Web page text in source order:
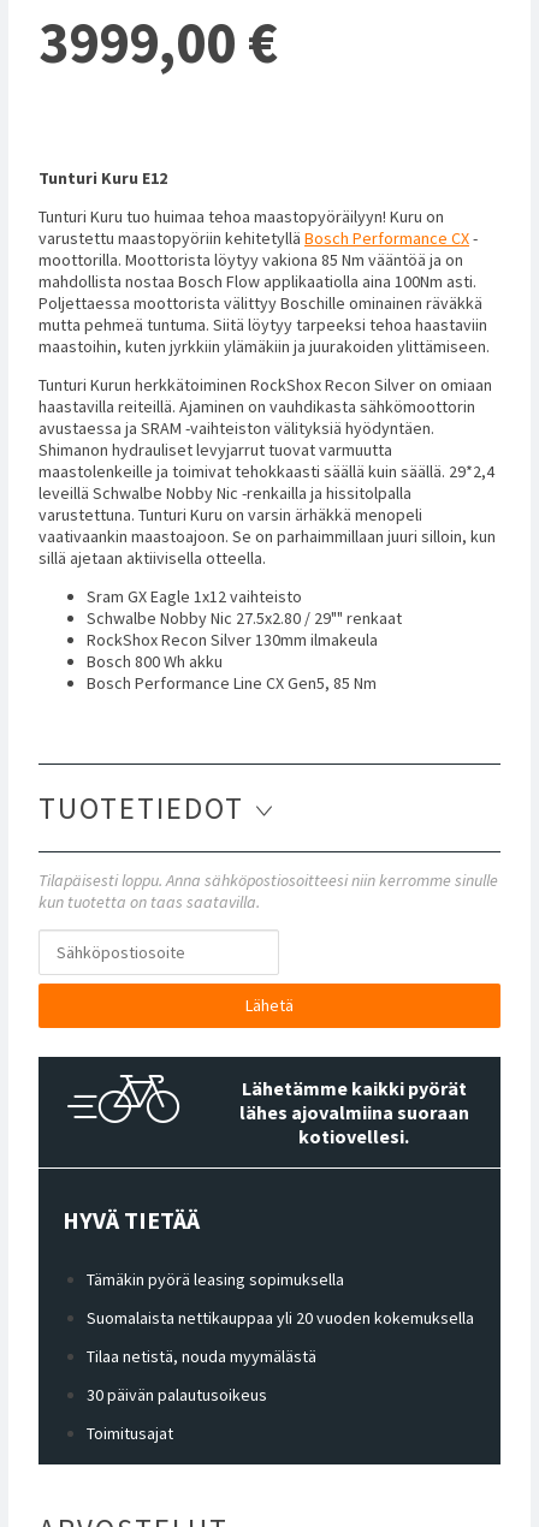
3999,00 €
Tunturi Kuru E12
Tunturi Kuru tuo huimaa tehoa maastopyöräilyyn! Kuru on
varustettu maastopyöriin kehitetyllä Bosch Performance CX-
moottorilla. Moottorista löytyy vakiona 85 Nm vääntöä ja on
mahdollista nostaa Bosch Flow applikaatiolla aina 100Nm asti.
Poljettaessa moottorista välittyy Boschille ominainen räväkkä
mutta pehmeä tuntuma. Siitä löytyy tarpeeksi tehoa haastaviin
maastoihin, kuten jyrkkiin ylämäkiin ja juurakoiden ylittämiseen.
Tunturi Kurun herkkätoiminen RockShox Recon Silver on omiaan
haastavilla reiteillä. Ajaminen on vauhdikasta sähkömoottorin
avustaessa ja SRAM -vaihteiston välityksiä hyödyntäen.
Shimanon hydrauliset levyjarrut tuovat varmuutta
maastolenkeille ja toimivat tehokkaasti säällä kuin säällä. 29*2,4
leveillä Schwalbe Nobby Nic -renkailla ja hissitolpalla
varustettuna. Tunturi Kuru on varsin ärhäkkä menopeli
vaativaankin maastoajoon. Se on parhaimmillaan juuri silloin, kun
sillä ajetaan aktiivisella otteella.
Sram GX Eagle 1x12 vaihteisto
Schwalbe Nobby Nic 27.5x2.80 / 29"" renkaat
RockShox Recon Silver 130mm ilmakeula
Bosch 800 Wh akku
Bosch Performance Line CX Gen5, 85 Nm
TUOTETIEDOT
Tilapäisesti loppu. Anna sähköpostiosoitteesi niin kerromme sinulle
kun tuotetta on taas saatavilla.
Lähetä
Lähetämme kaikki pyörät
lähes ajovalmiina suoraan
kotiovellesi.
HYVÄ TIETÄÄ
Tämäkin pyörä leasing sopimuksella
Suomalaista nettikauppaa yli 20 vuoden kokemuksella
Tilaa netistä, nouda myymälästä
30 päivän palautusoikeus
Toimitusajat